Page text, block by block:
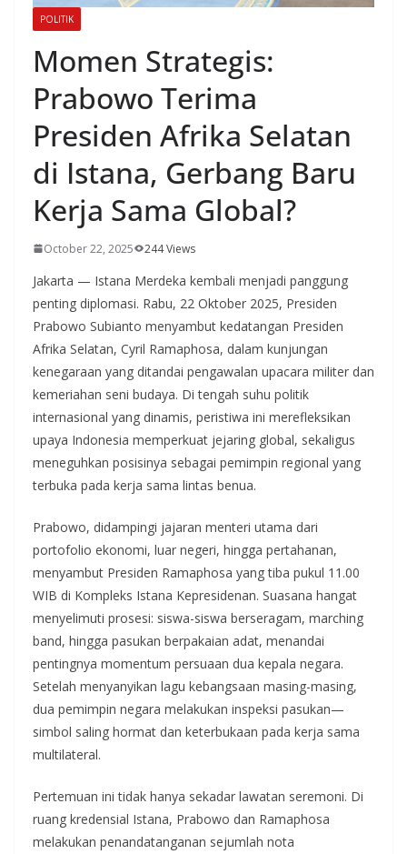
POLITIK
Momen Strategis:
Prabowo Terima
Presiden Afrika Selatan
di Istana, Gerbang Baru
Kerja Sama Global?
October 22, 2025 244 Views
Jakarta — Istana Merdeka kembali menjadi panggung
penting diplomasi. Rabu, 22 Oktober 2025, Presiden
Prabowo Subianto menyambut kedatangan Presiden
Afrika Selatan, Cyril Ramaphosa, dalam kunjungan
kenegaraan yang ditandai pengawalan upacara militer dan
kemeriahan seni budaya. Di tengah suhu politik
internasional yang dinamis, peristiwa ini merefleksikan
upaya Indonesia memperkuat jejaring global, sekaligus
meneguhkan posisinya sebagai pemimpin regional yang
terbuka pada kerja sama lintas benua.
Prabowo, didampingi jajaran menteri utama dari
portofolio ekonomi, luar negeri, hingga pertahanan,
menyambut Presiden Ramaphosa yang tiba pukul 11.00
WIB di Kompleks Istana Kepresidenan. Suasana hangat
menyelimuti prosesi: siswa-siswa berseragam, marching
band, hingga pasukan berpakaian adat, menandai
pentingnya momentum persuaan dua kepala negara.
Setelah menyanyikan lagu kebangsaan masing-masing,
dua pemimpin negara melakukan inspeksi pasukan—
simbol saling hormat dan keterbukaan pada kerja sama
multilateral.
Pertemuan ini tidak hanya sekadar lawatan seremoni. Di
ruang kredensial Istana, Prabowo dan Ramaphosa
melakukan penandatanganan sejumlah nota